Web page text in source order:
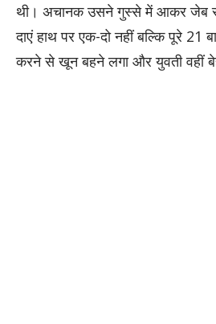
थी। अचानक उसने गुस्से में आकर जेब
दाएं हाथ पर एक-दो नहीं बल्कि पूरे 21
करने से खून बहने लगा और युवती वहीं